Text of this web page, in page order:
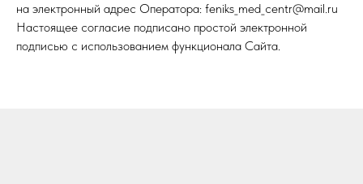
на электронный адрес Оператора: feniks_med_centr@mail.ru
Настоящее согласие подписано простой электронной
подписью с использованием функционала Сайта.